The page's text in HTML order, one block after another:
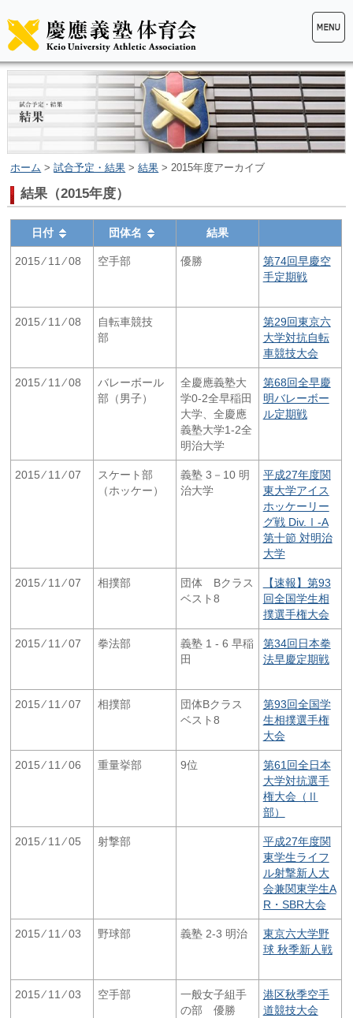
ホーム >試合予定・結果 >結果 > 2015年度アーカイブ
結果（2015年度）
日付 団体名 結果
2015 ⁄ 11 ⁄ 08 空手部 優勝
第74回早慶空
手定期戦
2015 ⁄ 11 ⁄ 08
自転車競技
部
第29回東京六
大学対抗自転
車競技大会
2015 ⁄ 11 ⁄ 08
バレーボール
部（男子）
全慶應義塾大
学0-2全早稲田
大学、全慶應
義塾大学1-2全
明治大学
第68回全早慶
明バレーボー
ル定期戦
2015 ⁄ 11 ⁄ 07
スケート部
（ホッケー）
義塾 3－10 明
治大学
平成27年度関
東大学アイス
ホッケーリー
グ戦 Div.Ⅰ-A
第十節 対明治
大学
2015 ⁄ 11 ⁄ 07 相撲部
団体 Bクラス
ベスト8
【速報】第93
回全国学生相
撲選手権大会
2015 ⁄ 11 ⁄ 07 拳法部
義塾 1 - 6 早稲
田
第34回日本拳
法早慶定期戦
2015 ⁄ 11 ⁄ 07 相撲部
団体Bクラス
ベスト8
第93回全国学
生相撲選手権
大会
2015 ⁄ 11 ⁄ 06 重量挙部 9位
第61回全日本
大学対抗選手
権大会（Ⅱ
部）
2015 ⁄ 11 ⁄ 05 射撃部
平成27年度関
東学生ライフ
ル射撃新人大
会兼関東学生A
R・SBR大会
2015 ⁄ 11 ⁄ 03 野球部 義塾 2-3 明治
東京六大学野
球 秋季新人戦
2015 ⁄ 11 ⁄ 03 空手部
一般女子組手
の部 優勝
港区秋季空手
道競技大会